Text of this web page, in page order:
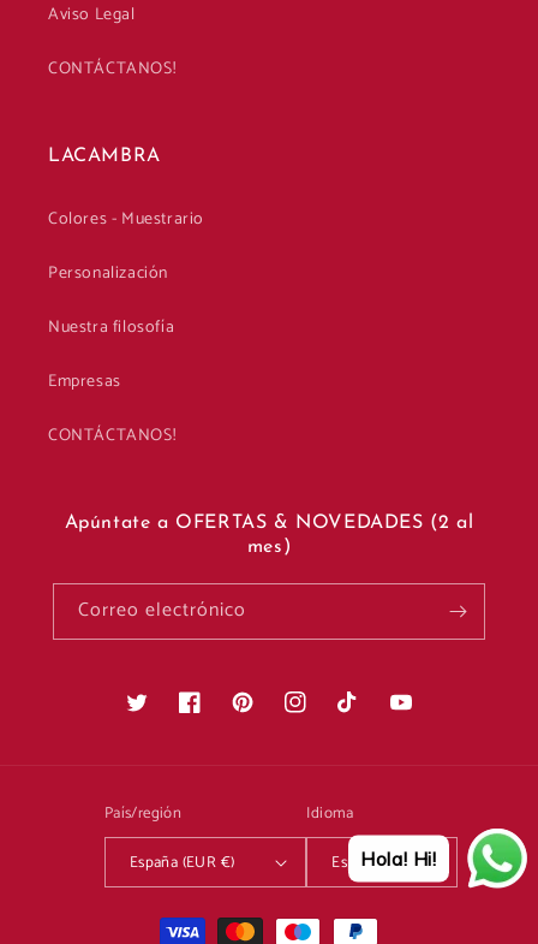
Aviso Legal
CONTÁCTANOS!
LACAMBRA
Colores - Muestrario
Personalización
Nuestra filosofía
Empresas
CONTÁCTANOS!
Apúntate a OFERTAS & NOVEDADES (2 al
mes)
Correo electrónico
Twitter FacebookPinterestInstagramTikTok YouTube
País/región
España (EUR €)
Idioma
Español
Formas
Hola! Hi!